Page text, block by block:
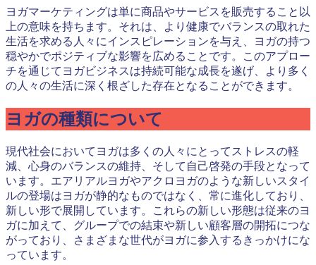
ヨガマーケティングは単に商品やサービスを販売すること以
上の意味を持ちます。それは、より健康でバランスの取れた
生活を求める人々にインスピレーションを与え、ヨガの持つ
穏やかでポジティブな影響を広めることです。このアプロー
チを通じてヨガビジネスは持続可能な成長を遂げ、より多く
の人々の生活に深く根ざした存在となることができます。
ヨガの種類について
現代社会においてヨガは多くの人々にとってストレスの軽
減、心身のバランスの維持、そして自己啓発の手段となって
います。エアリアルヨガやアクロヨガのような新しいスタイ
ルの登場はヨガが静的なものではなく、常に進化しており、
新しい形で展開しています。これらの新しい形態は従来のヨ
ガに加えて、グループでの結束や新しい顧客層の開拓につな
がっており、さまざまな世代がヨガに参入するきっかけにな
っています。